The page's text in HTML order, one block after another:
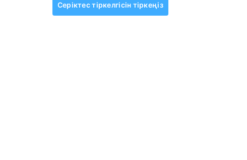
Серіктес тіркелгісін тіркеңіз